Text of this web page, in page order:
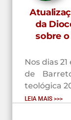
da
sobre
Nos dias
de
teológica
LEIA MAIS >>>